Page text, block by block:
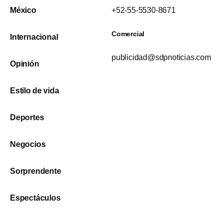
México
Internacional
Opinión
Estilo de vida
Deportes
Negocios
Sorprendente
Espectáculos
+52-55-5530-8671
Comercial
publicidad@sdpnoticias.com